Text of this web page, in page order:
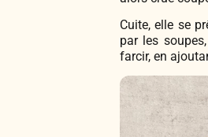
Cuite, elle se
par les
farcir, en